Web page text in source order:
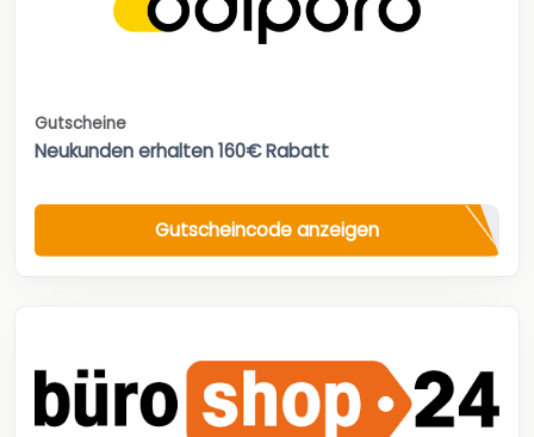
Gutscheine
Neukunden erhalten 160€ Rabatt
Gutscheincode anzeigen